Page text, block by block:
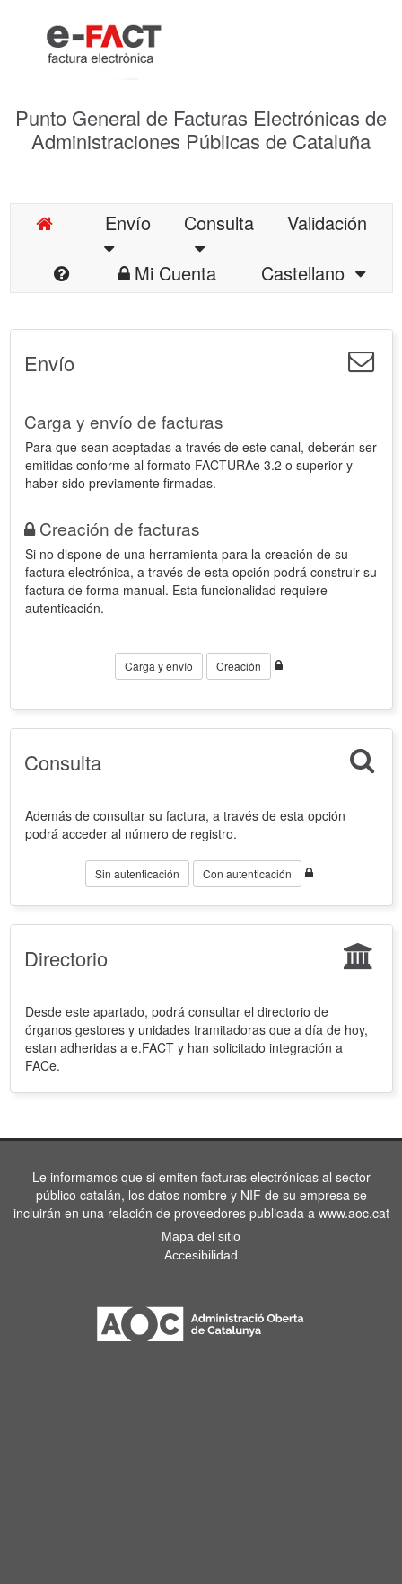
Punto General de Facturas Electrónicas de
Administraciones Públicas de Cataluña
Envío Consulta
Validación
Mi Cuenta
Castellano
Envío
Carga y envío de facturas
Para que sean aceptadas a través de este canal, deberán ser
emitidas conforme al formato FACTURAe 3.2 o superior y
haber sido previamente firmadas.
Creación de facturas
Si no dispone de una herramienta para la creación de su
factura electrónica, a través de esta opción podrá construir su
factura de forma manual. Esta funcionalidad requiere
autenticación.
Carga y envío Creación
Consulta
Además de consultar su factura, a través de esta opción
podrá acceder al número de registro.
Sin autenticación Con autenticación
Directorio
Desde este apartado, podrá consultar el directorio de
órganos gestores y unidades tramitadoras que a día de hoy,
estan adheridas a e.FACT y han solicitado integración a
FACe.
Le informamos que si emiten facturas electrónicas al sector
público catalán, los datos nombre y NIF de su empresa se
incluirán en una relación de proveedores publicada a www.aoc.cat
Mapa del sitio
Accesibilidad